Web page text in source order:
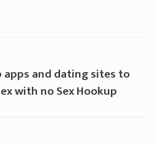
apps and dating sites to
with no Sex Hookup